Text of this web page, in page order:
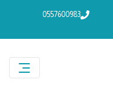
0557600983